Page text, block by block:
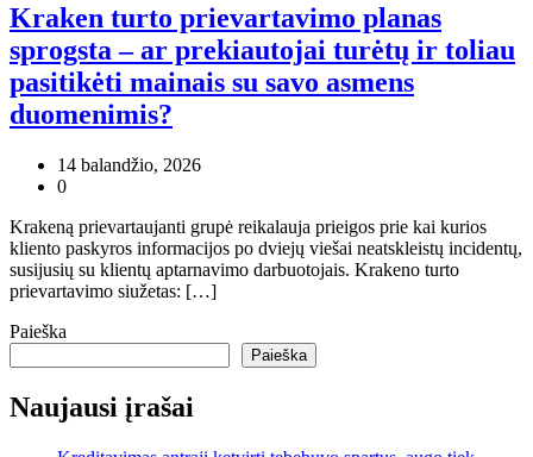
Kraken turto prievartavimo planas
sprogsta – ar prekiautojai turėtų ir toliau
pasitikėti mainais su savo asmens
duomenimis?
14 balandžio, 2026
0
Krakeną prievartaujanti grupė reikalauja prieigos prie kai kurios
kliento paskyros informacijos po dviejų viešai neatskleistų incidentų,
susijusių su klientų aptarnavimo darbuotojais. Krakeno turto
prievartavimo siužetas: […]
Paieška
Paieška
Naujausi įrašai